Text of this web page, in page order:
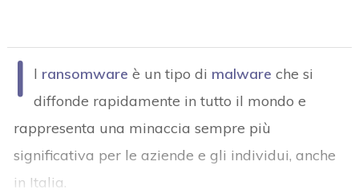
I l ransomware è un tipo di malware che si
diffonde rapidamente in tutto il mondo e
rappresenta una minaccia sempre più
significativa per le aziende e gli individui, anche
in Italia.